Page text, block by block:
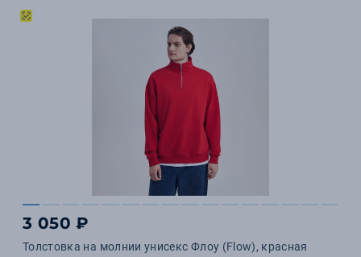
3 050 ₽
Толстовка на молнии унисекс Флоу (Flow), красная